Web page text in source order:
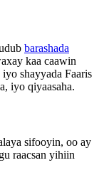
barashada
kaa caawin
shayyada Faaris
iyo qiyaasaha.
sifooyin, oo ay
raacsan yihiin